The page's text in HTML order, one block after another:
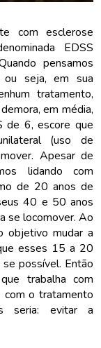
com esclerose
EDSS
pensamos
ou seja, em sua
tratamento,
em média,
de 6, escore que
(uso de
Apesar de
lidando com
de 20 anos de
40 e 50 anos
se locomover. Ao
objetivo mudar a
esses 15 a 20
possível. Então
trabalha com
o tratamento
seria: evitar a